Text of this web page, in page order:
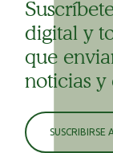
digital y
que
noticias y
SUSCRIBIRSE